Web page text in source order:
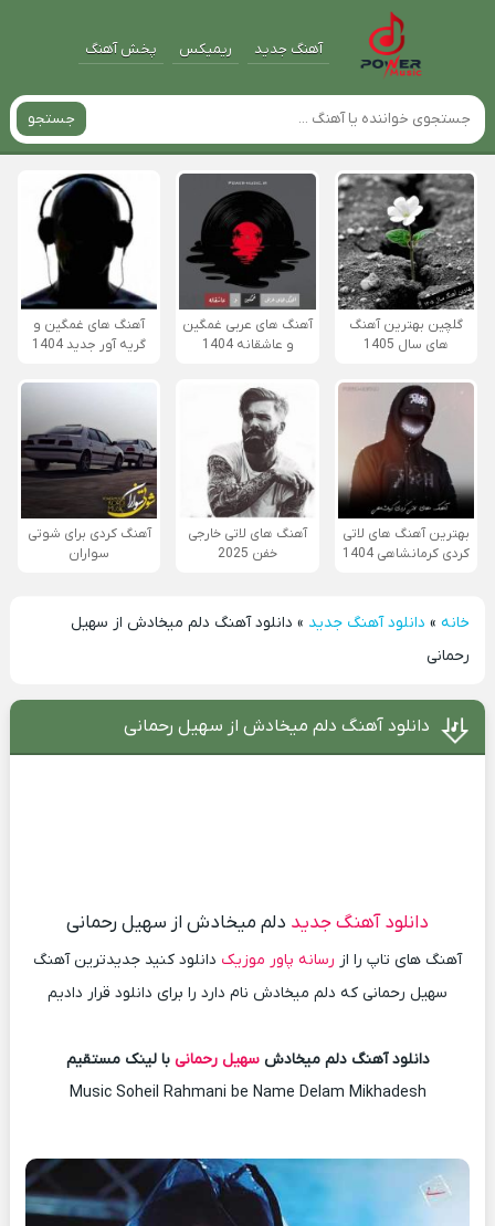
آهنگ جدید ریمیکس پخش آهنگ
جستجو
گلچین بهترین آهنگ
های سال 1405
آهنگ های عربی غمگین
و عاشقانه 1404
آهنگ های غمگین و
گریه آور جدید 1404
بهترین آهنگ های لاتی
کردی کرمانشاهی 1404
آهنگ های لاتی خارجی
خفن 2025
آهنگ کردی برای شوتی
سواران
خانه» دانلود آهنگ جدید » دانلود آهنگ دلم میخادش از سهیل
رحمانی
دانلود آهنگ دلم میخادش از سهیل رحمانی
دانلود آهنگ جدید دلم میخادش از سهیل رحمانی
آهنگ های تاپ را از رسانه پاور موزیک دانلود کنید جدیدترین آهنگ
سهیل رحمانی که دلم میخادش نام دارد را برای دانلود قرار دادیم
دانلود آهنگ دلم میخادشسهیل رحمانی با لینک مستقیم
Music Soheil Rahmani be Name Delam Mikhadesh